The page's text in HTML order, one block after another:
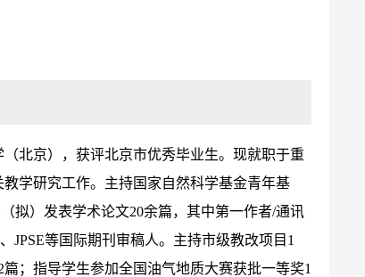
北京），获评北京市优秀毕业生。现就职于重
学研究工作。主持国家自然科学基金青年基
拟）发表学术论文20余篇，其中第一作者/通讯
JPSE等国际期刊审稿人。主持市级教改项目1
；指导学生参加全国油气地质大赛获批一等奖1